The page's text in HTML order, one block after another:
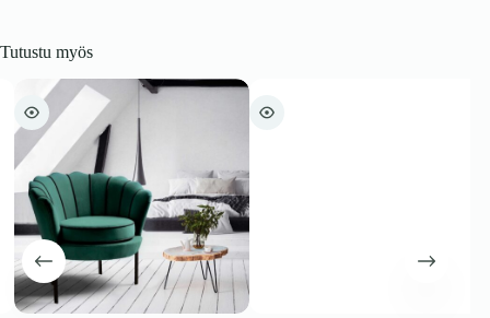
Tutustu myös